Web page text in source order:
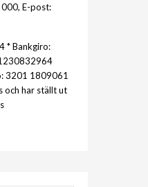
E-post:
* Bankgiro:
3201 1809061
och har ställt ut